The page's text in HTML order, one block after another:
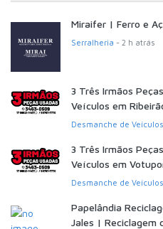
Miraifer | Ferro e
Serralheria - 2 h atrás
3 Três Irmãos
Veículos em
Desmanche de Veículos
3 Três Irmãos
Veículos em
Desmanche de Veículos
Papelândia
Jales | Reciclagem